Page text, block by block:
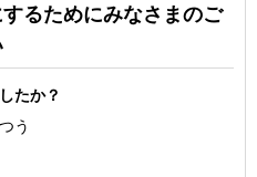
るためにみなさまのご
たか？
う